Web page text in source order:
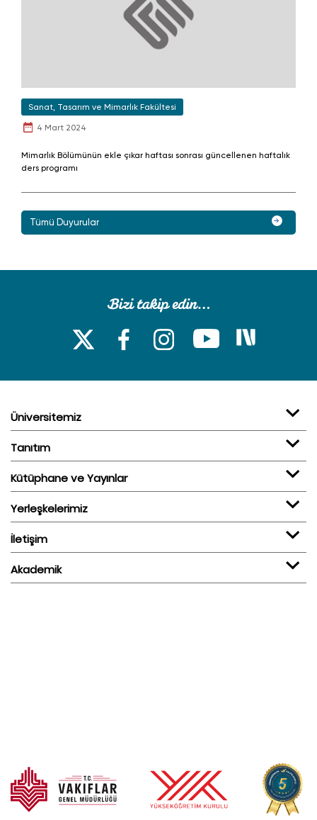
Sanat, Tasarım ve Mimarlık Fakültesi
4 Mart 2024
Mimarlık Bölümünün ekle çıkar haftası sonrası güncellenen haftalık
ders programı
Tümü Duyurular
Üniversitemiz
Tanıtım
Kütüphane ve Yayınlar
Yerleşkelerimiz
İletişim
Akademik